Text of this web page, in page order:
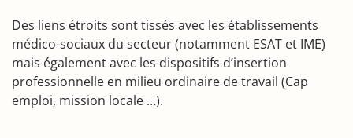
Des liens étroits sont tissés avec les établissements
médico-sociaux du secteur (notamment ESAT et IME)
mais également avec les dispositifs d’insertion
professionnelle en milieu ordinaire de travail (Cap
emploi, mission locale …).